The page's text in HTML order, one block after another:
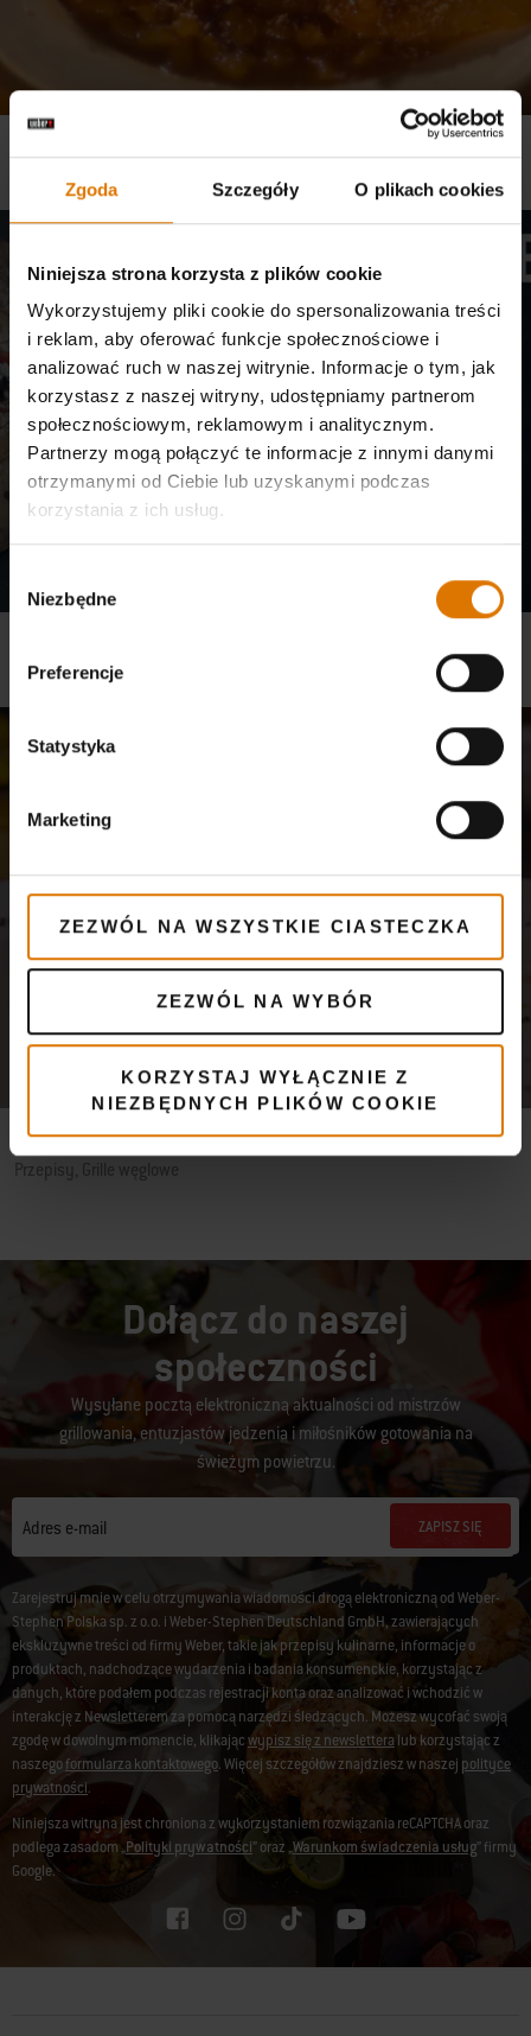
Zgoda Szczegóły O plikach cookies
Niniejsza strona korzysta z plików cookie
Wykorzystujemy pliki cookie do spersonalizowania treści
i reklam, aby oferować funkcje społecznościowe i
analizować ruch w naszej witrynie. Informacje o tym, jak
korzystasz z naszej witryny, udostępniamy partnerom
społecznościowym, reklamowym i analitycznym.
Partnerzy mogą połączyć te informacje z innymi danymi
otrzymanymi od Ciebie lub uzyskanymi podczas
korzystania z ich usług.
zgody
Niezbędne
Preferencje
Statystyka
Marketing
ZEZWÓL NA WSZYSTKIE CIASTECZKA
ZEZWÓL NA WYBÓR
KORZYSTAJ WYŁĄCZNIE Z
NIEZBĘDNYCH PLIKÓW COOKIE
PRZEPIS WEBER - GRUSZKI W SYROPIE ANANASOWO - KOKOSOWYM
Przepisy, Grille elektryczne, Seria Genesis® II
Przepisy, Grille gazowe, Seria Smokey Joe®
KUCHNIE ŚWIATA WEDŁUG WEBERA - GRILLOWANE PLANTANY
Przepisy, Grille węglowe
Dołącz do naszej
społeczności
Wysyłane pocztą elektroniczną aktualności od mistrzów
grillowania, entuzjastów jedzenia i miłośników gotowania na
świeżym powietrzu.
Adres e-mail ZAPISZ SIĘ
Zarejestruj mnie w celu otrzymywania wiadomości drogą elektroniczną od Weber-
Stephen Polska sp. z o.o. i Weber-Stephen Deutschland GmbH, zawierających
ekskluzywne treści od firmy Weber, takie jak przepisy kulinarne, informacje o
produktach, nadchodzące wydarzenia i badania konsumenckie, korzystając z
danych, które podałem podczas rejestracji konta oraz analizować i wchodzić w
interakcję z Newsletterem za pomocą narzędzi śledzących. Możesz wycofać swoją
zgodę w dowolnym momencie, klikającwypisz się z newslettera lub korzystając z
naszegoformularza kontaktowego. Więcej szczegółów znajdziesz w naszej polityce
prywatności.
Niniejsza witryna jest chroniona z wykorzystaniem rozwiązania reCAPTCHA oraz
podlega zasadom „Polityki prywatności” oraz „Warunkom świadczenia usług” firmy
Google.